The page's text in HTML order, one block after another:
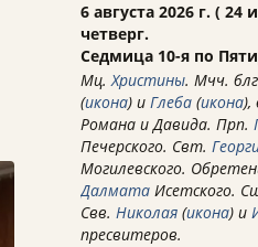
6 августа 2026 г. ( 24
четверг.
Седмица 10-я по
Мц.Христины. Мчч.
(икона) и Глеба (икона),
Романа и Давида. Прп.
Печерского. Свт.
Могилевского.
Далмата Исетского.
Свв. Николая (икона) и
пресвитеров.